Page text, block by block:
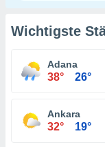
Wichtigste
Adana
38° 26°
Ankara
32° 19°